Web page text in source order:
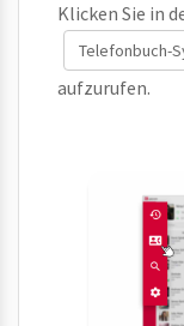
Klicken Sie in
Telefonbuch-
aufzurufen.